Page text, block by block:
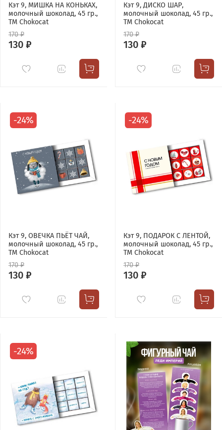
Кэт 9, МИШКА НА КОНЬКАХ,
молочный шоколад, 45 гр.,
TM Chokocat
170 ₽
130 ₽
Кэт 9, ДИСКО ШАР,
молочный шоколад, 45 гр.,
TM Chokocat
170 ₽
130 ₽
-24%
Кэт 9, ОВЕЧКА ПЬЁТ ЧАЙ,
молочный шоколад, 45 гр.,
TM Chokocat
170 ₽
130 ₽
-24%
Кэт 9, ПОДАРОК С ЛЕНТОЙ,
молочный шоколад, 45 гр.,
TM Chokocat
170 ₽
130 ₽
-24%